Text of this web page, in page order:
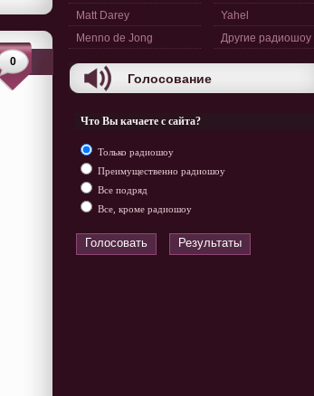
0
Matt Darey
Menno de Jong
Yahel
Другие радиошоу
Голосование
Что Вы качаете с сайта?
Только радиошоу
Преимущественно радиошоу
Все подряд
Все, кроме радиошоу
Голосовать Результаты